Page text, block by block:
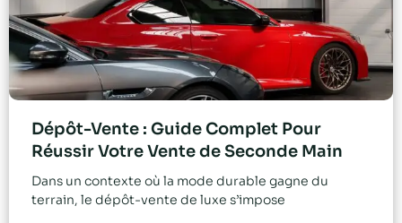
Dépôt-Vente : Guide Complet Pour
Réussir Votre Vente de Seconde Main
Dans un contexte où la mode durable gagne du
terrain, le dépôt-vente de luxe s’impose